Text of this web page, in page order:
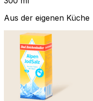
Aus der eigenen Küche